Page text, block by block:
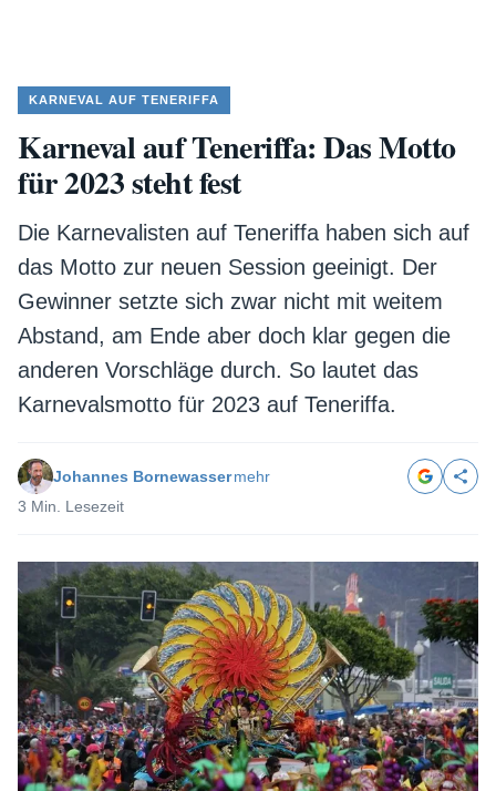
KARNEVAL AUF TENERIFFA
Karneval auf Teneriffa: Das Motto
für 2023 steht fest
Die Karnevalisten auf Teneriffa haben sich auf
das Motto zur neuen Session geeinigt. Der
Gewinner setzte sich zwar nicht mit weitem
Abstand, am Ende aber doch klar gegen die
anderen Vorschläge durch. So lautet das
Karnevalsmotto für 2023 auf Teneriffa.
Johannes Bornewassermehr
3 Min. Lesezeit